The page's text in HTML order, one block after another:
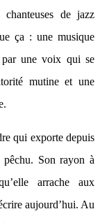
de jazz
ça : une musique
par une voix qui se
mutine et une
qui exporte depuis
pêchu. Son rayon à
arrache aux
aujourd’hui. Au